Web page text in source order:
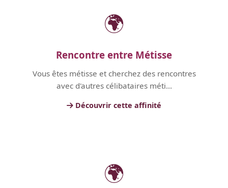
🌍
Rencontre entre Métisse
Vous êtes métisse et cherchez des rencontres
avec d'autres célibataires méti...
Découvrir cette affinité
🌍